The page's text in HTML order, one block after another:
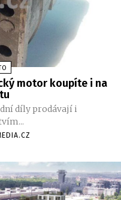
motor koupíte i na
díly prodávají i